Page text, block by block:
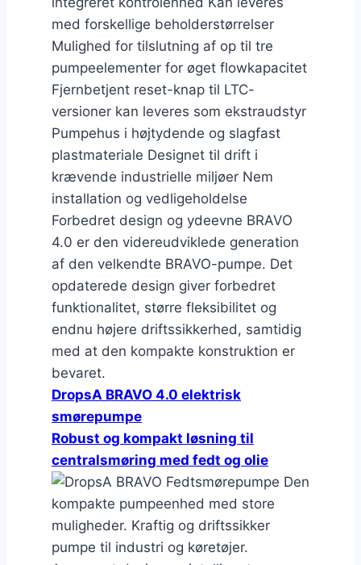
DropsA BRAVO 4.0 elektrisk
smørepumpe
Robust og kompakt løsning til
centralsmøring med fedt og olie